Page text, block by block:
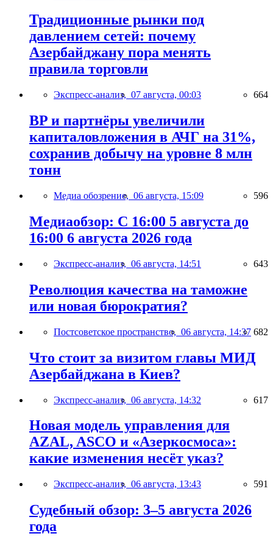
Традиционные рынки под
давлением сетей: почему
Азербайджану пора менять
правила торговли
Экспресс-анализ, 07 августа, 00:03 664
BP и партнёры увеличили
капиталовложения в АЧГ на 31%,
сохранив добычу на уровне 8 млн
тонн
Медиа обозрение, 06 августа, 15:09 596
Медиаобзор: С 16:00 5 августа до
16:00 6 августа 2026 года
Экспресс-анализ, 06 августа, 14:51 643
Революция качества на таможне
или новая бюрократия?
Постсоветское пространство, 06 августа, 14:37 682
Что стоит за визитом главы МИД
Азербайджана в Киев?
Экспресс-анализ, 06 августа, 14:32 617
Новая модель управления для
AZAL, ASCO и «Азеркосмоса»:
какие изменения несёт указ?
Экспресс-анализ, 06 августа, 13:43 591
Судебный обзор: 3–5 августа 2026
года